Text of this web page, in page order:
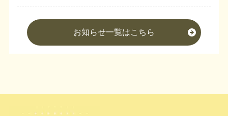
お知らせ一覧はこちら